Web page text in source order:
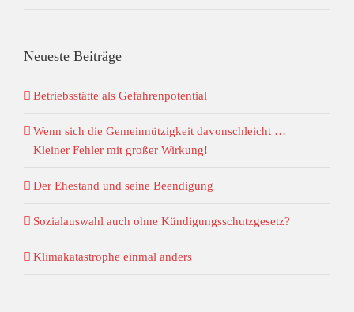
Neueste Beiträge
Betriebsstätte als Gefahrenpotential
Wenn sich die Gemeinnützigkeit davonschleicht …
Kleiner Fehler mit großer Wirkung!
Der Ehestand und seine Beendigung
Sozialauswahl auch ohne Kündigungsschutzgesetz?
Klimakatastrophe einmal anders